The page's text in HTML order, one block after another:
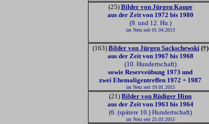
(25) Bilder von Jürgen Kaupe
aus der Zeit von 1972 bis 1980
(9. und 12. Hu.)
im Netz seit 01.04.2013
(163) Bilder von Jürgen Sackschewski(†)
aus der Zeit von 1967 bis 1968
(10. Hundertschaft)
sowie Reserveübung 1973 und
zwei Ehemaligentreffen 1972 + 1987
im Netz seit 19.01.2015
(21) Bilder von Rüdiger Hinn
aus der Zeit von 1963 bis 1964
(6. (spätere 10.) Hundertschaft)
im Netz seit 25.03.2015